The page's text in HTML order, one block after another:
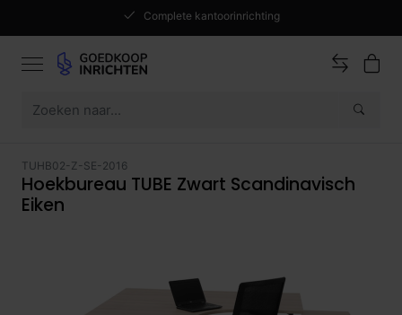
Complete kantoorinrichting
TUHB02-Z-SE-2016
Hoekbureau TUBE Zwart Scandinavisch
Eiken